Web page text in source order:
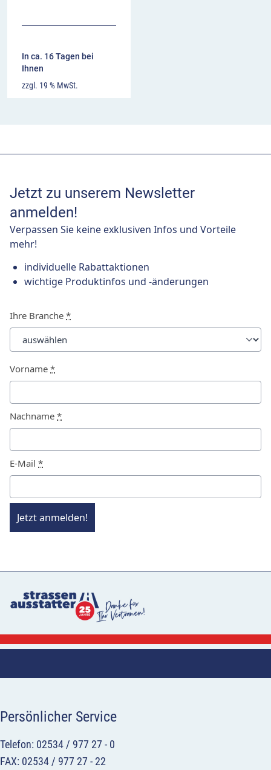
In ca. 16 Tagen bei
Ihnen
zzgl. 19 % MwSt.
Jetzt zu unserem Newsletter
anmelden!
Verpassen Sie keine exklusiven Infos und Vorteile
mehr!
individuelle Rabattaktionen
wichtige Produktinfos und -änderungen
Ihre Branche *
Vorname *
Nachname *
E-Mail *
Jetzt anmelden!
Persönlicher Service
Telefon: 02534 / 977 27 - 0
FAX: 02534 / 977 27 - 22